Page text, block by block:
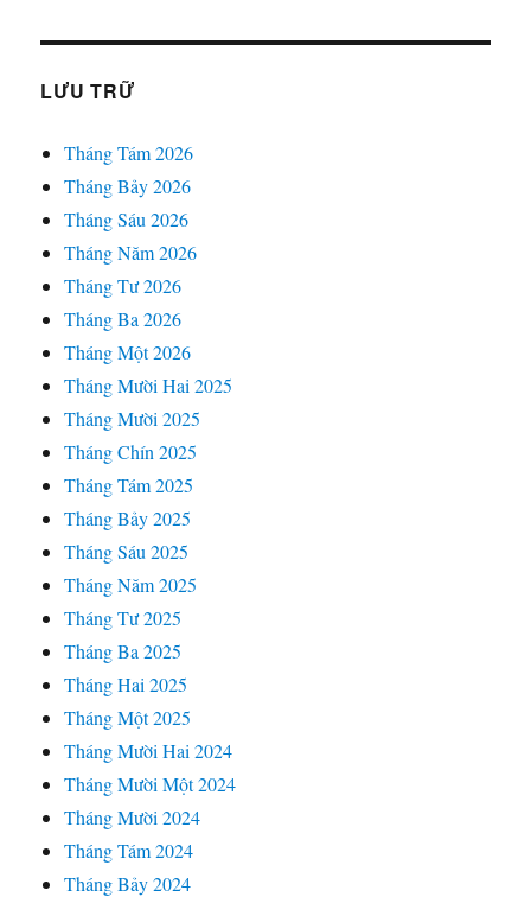
LƯU TRỮ
Tháng Tám 2026
Tháng Bảy 2026
Tháng Sáu 2026
Tháng Năm 2026
Tháng Tư 2026
Tháng Ba 2026
Tháng Một 2026
Tháng Mười Hai 2025
Tháng Mười 2025
Tháng Chín 2025
Tháng Tám 2025
Tháng Bảy 2025
Tháng Sáu 2025
Tháng Năm 2025
Tháng Tư 2025
Tháng Ba 2025
Tháng Hai 2025
Tháng Một 2025
Tháng Mười Hai 2024
Tháng Mười Một 2024
Tháng Mười 2024
Tháng Tám 2024
Tháng Bảy 2024